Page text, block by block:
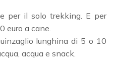
per il solo trekking. E per
euro a cane.
lunghina di 5 o 10
acqua e snack.